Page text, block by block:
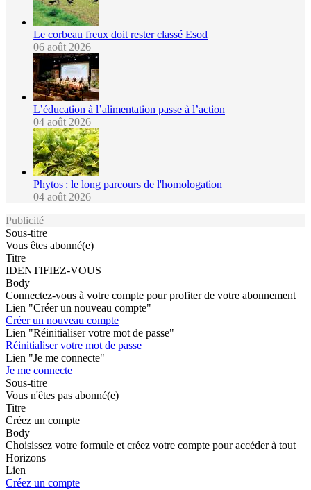
Le corbeau freux doit rester classé Esod
06 août 2026
L’éducation à l’alimentation passe à l’action
04 août 2026
Phytos : le long parcours de l'homologation
04 août 2026
Publicité
Sous-titre
Vous êtes abonné(e)
Titre
IDENTIFIEZ-VOUS
Body
Connectez-vous à votre compte pour profiter de votre abonnement
Lien "Créer un nouveau compte"
Créer un nouveau compte
Lien "Réinitialiser votre mot de passe"
Réinitialiser votre mot de passe
Lien "Je me connecte"
Je me connecte
Sous-titre
Vous n'êtes pas abonné(e)
Titre
Créez un compte
Body
Choisissez votre formule et créez votre compte pour accéder à tout
Horizons
Lien
Créez un compte